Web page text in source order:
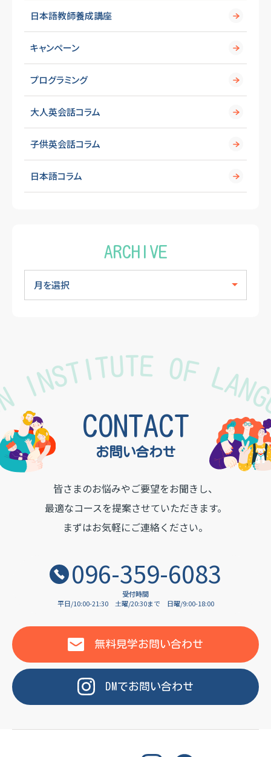
日本語教師養成講座
キャンペーン
プログラミング
大人英会話コラム
子供英会話コラム
日本語コラム
ARCHIVE
INSTITUTE OF
お問い合わせ
CONTACT
皆さまのお悩みやご要望をお聞きし、
最適なコースを提案させていただきます。
まずはお気軽にご連絡ください。
096-359-6083
受付時間
平日/10:00-21:30
土曜/20:30まで 日曜/9:00-18:00
無料見学お問い合わせ
DMでお問い合わせ